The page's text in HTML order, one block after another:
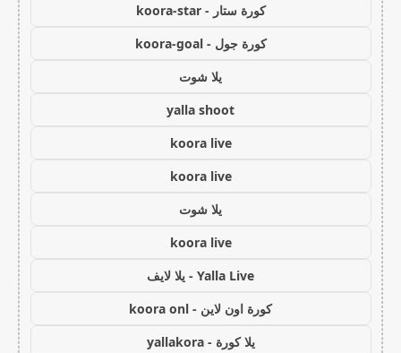
كورة ستار - koora-star
كورة جول - koora-goal
يلا شوت
yalla shoot
koora live
koora live
يلا شوت
koora live
Yalla Live - يلا لايف
كورة اون لاين - koora onl
يلا كورة - yallakora